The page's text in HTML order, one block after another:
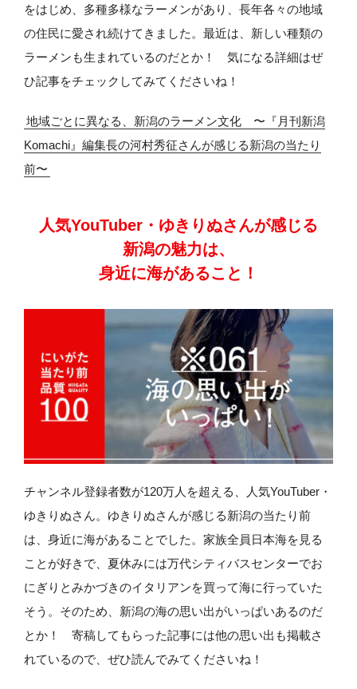
をはじめ、多種多様なラーメンがあり、長年各々の地域
の住民に愛され続けてきました。最近は、新しい種類の
ラーメンも生まれているのだとか！ 気になる詳細はぜ
ひ記事をチェックしてみてくださいね！
地域ごとに異なる、新潟のラーメン文化 〜『月刊新潟
Komachi』編集長の河村秀征さんが感じる新潟の当たり
前〜
人気YouTuber・ゆきりぬさんが感じる
新潟の魅力は、
身近に海があること！
チャンネル登録者数が120万人を超える、人気YouTuber・
ゆきりぬさん。ゆきりぬさんが感じる新潟の当たり前
は、身近に海があることでした。家族全員日本海を見る
ことが好きで、夏休みには万代シティバスセンターでお
にぎりとみかづきのイタリアンを買って海に行っていた
そう。そのため、新潟の海の思い出がいっぱいあるのだ
とか！ 寄稿してもらった記事には他の思い出も掲載さ
れているので、ぜひ読んでみてくださいね！